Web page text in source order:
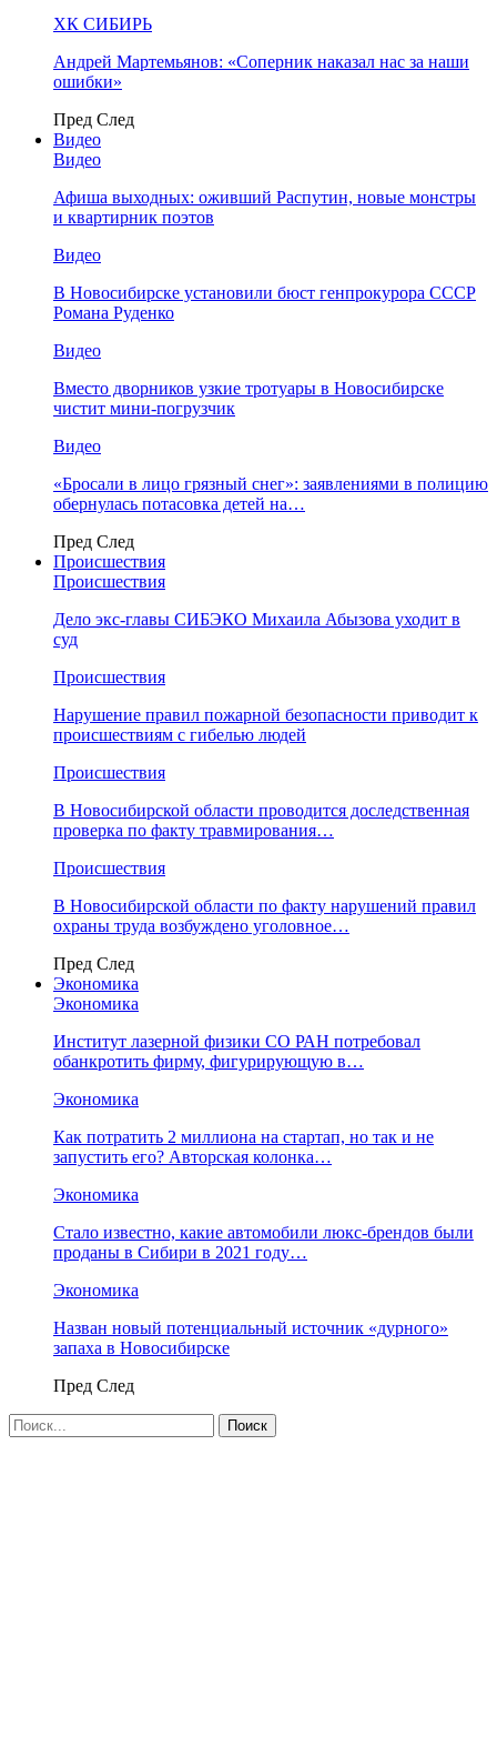
ХК СИБИРЬ
Андрей Мартемьянов: «Соперник наказал нас за наши
ошибки»
Пред След
Видео
Видео
Афиша выходных: оживший Распутин, новые монстры
и квартирник поэтов
Видео
В Новосибирске установили бюст генпрокурора СССР
Романа Руденко
Видео
Вместо дворников узкие тротуары в Новосибирске
чистит мини-погрузчик
Видео
«Бросали в лицо грязный снег»: заявлениями в полицию
обернулась потасовка детей на…
Пред След
Происшествия
Происшествия
Дело экс-главы СИБЭКО Михаила Абызова уходит в
суд
Происшествия
Нарушение правил пожарной безопасности приводит к
происшествиям с гибелью людей
Происшествия
В Новосибирской области проводится доследственная
проверка по факту травмирования…
Происшествия
В Новосибирской области по факту нарушений правил
охраны труда возбуждено уголовное…
Пред След
Экономика
Экономика
Институт лазерной физики СО РАН потребовал
обанкротить фирму, фигурирующую в…
Экономика
Как потратить 2 миллиона на стартап, но так и не
запустить его? Авторская колонка…
Экономика
Стало известно, какие автомобили люкс-брендов были
проданы в Сибири в 2021 году…
Экономика
Назван новый потенциальный источник «дурного»
запаха в Новосибирске
Пред След